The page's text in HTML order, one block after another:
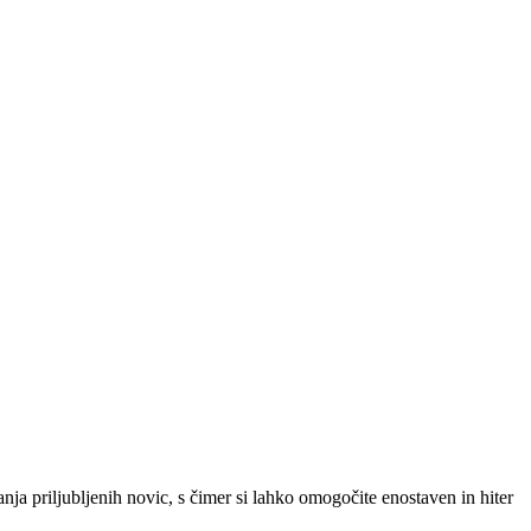
priljubljenih novic, s čimer si lahko omogočite enostaven in hiter